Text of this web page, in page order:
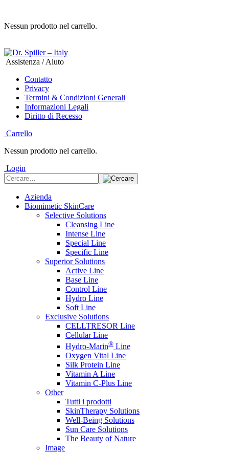
Nessun prodotto nel carrello.
Assistenza / Aiuto
Contatto
Privacy
Termini & Condizioni Generali
Informazioni Legali
Diritto di Recesso
Carrello
Nessun prodotto nel carrello.
Login
Azienda
Biomimetic SkinCare
Selective Solutions
Cleansing Line
Intense Line
Special Line
Specific Line
Superior Solutions
Active Line
Base Line
Control Line
Hydro Line
Soft Line
Exclusive Solutions
CELLTRESOR Line
Cellular Line
Hydro-Marin® Line
Oxygen Vital Line
Silk Protein Line
Vitamin A Line
Vitamin C-Plus Line
Other
Tutti i prodotti
SkinTherapy Solutions
Well-Being Solutions
Sun Care Solutions
The Beauty of Nature
Image